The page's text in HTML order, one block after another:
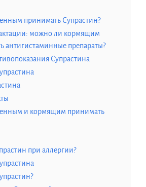
принимать Супрастин?
можно ли кормящим
антигистаминные препараты?
Супрастина
и кормящим принимать
при аллергии?